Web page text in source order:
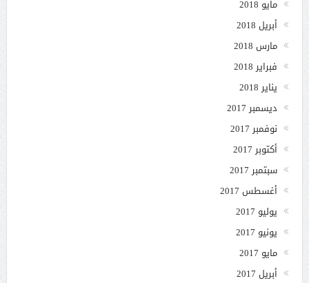
مايو 2018
أبريل 2018
مارس 2018
فبراير 2018
يناير 2018
ديسمبر 2017
نوفمبر 2017
أكتوبر 2017
سبتمبر 2017
أغسطس 2017
يوليو 2017
يونيو 2017
مايو 2017
أبريل 2017